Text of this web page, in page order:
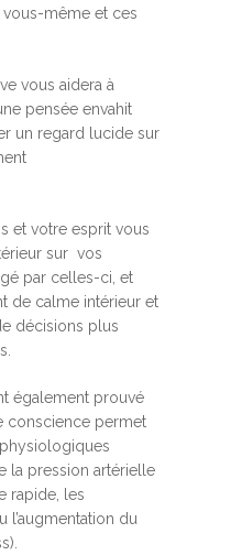
même et ces
vous aidera à
pensée envahit
un regard lucide sur
et votre esprit vous
sur vos
par celles-ci, et
de calme intérieur et
décisions plus
également prouvé
conscience permet
la pression artérielle
rapide, les
l’augmentation du